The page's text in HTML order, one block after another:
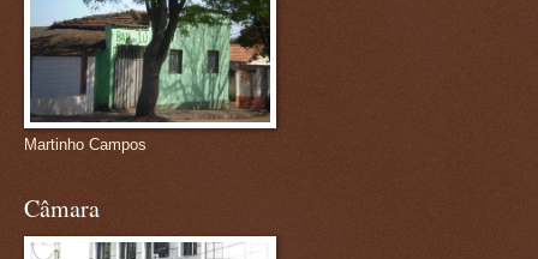
Martinho Campos
Câmara